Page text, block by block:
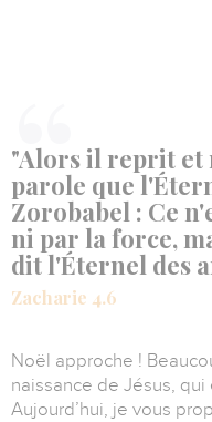
"Alors il reprit et
parole que
Zorobabel : Ce
ni par la force,
dit l'Éternel des
Zacharie 4.6
Noël approche !
naissance de Jésus,
Aujourd’hui, je vous